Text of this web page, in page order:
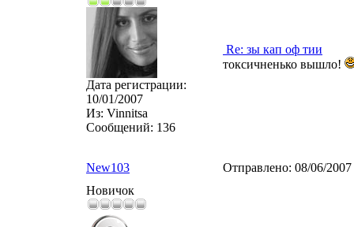
Дата регистрации:
10/01/2007
Из: Vinnitsa
Сообщений: 136
Re: зы кап оф тии
токсичненько вышло!
New103 Отправлено: 08/06/
Новичок